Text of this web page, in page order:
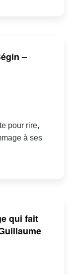
–
pour rire,
à ses
qui fait